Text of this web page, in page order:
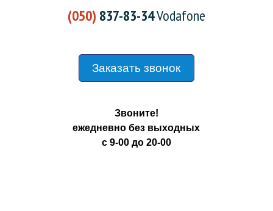
(050) 837-83-34Vodafone
Заказать звонок
Звоните!
ежедневно без выходных
с 9-00 до 20-00